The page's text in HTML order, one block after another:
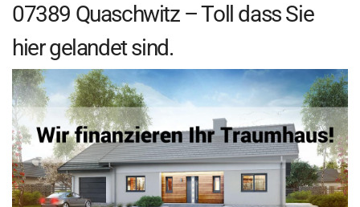
07389 Quaschwitz – Toll dass Sie
hier gelandet sind.